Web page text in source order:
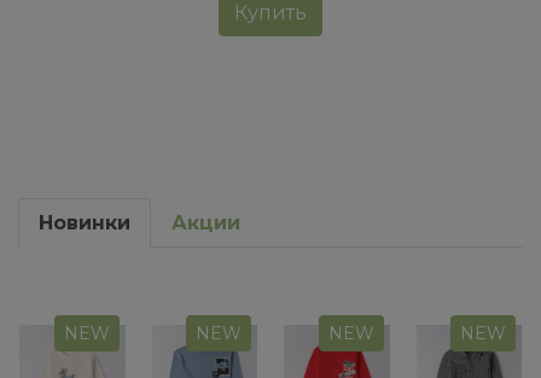
Купить
Новинки Акции
NEW NEW NEW NEW